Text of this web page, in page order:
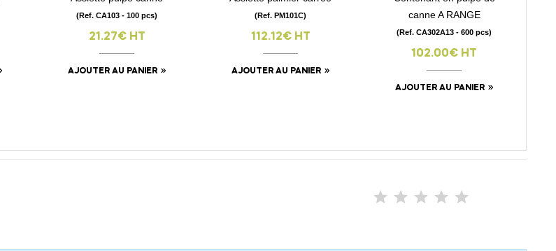
visibility
(Ref. CA103 - 100 pcs)
21.27€ HT
AJOUTER AU PANIER
visibility
(Ref. PM101C)
112.12€ HT
AJOUTER AU PANIER
visibility
canne A RANGE
(Ref. CA302A13 - 600 pcs)
102.00€ HT
AJOUTER AU PANIER